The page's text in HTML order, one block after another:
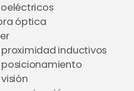
óptica
proximidad inductivos
posicionamiento